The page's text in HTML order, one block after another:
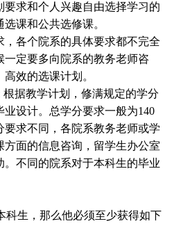
要求和个人兴趣自由选择学习的
课和公共选修课。
，各个院系的具体要求都不完全
定要多向院系的教务老师咨
效的选课计划。
据教学计划，修满规定的学分
设计。总学分要求一般为140
求不同，各院系教务老师或学
面的信息咨询，留学生办公室
不同的院系对于本科生的毕业
科生，那么他必须至少获得如下